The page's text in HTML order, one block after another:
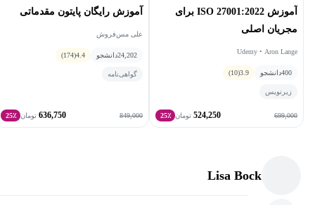
آموزش ISO 27001:2022 برای
مجریان اصلی
Udemy • Aron Lange
400دانشجو 3.9
(10)
زیرنویس
699,000
524,250 تومان 25٪
آموزش رایگان پایتون مقدماتی
علی مس‌فروش
24,202دانشجو 4.4
(174)
گواهی‌نامه
849,000
636,750 تومان 25٪
Lisa Bock